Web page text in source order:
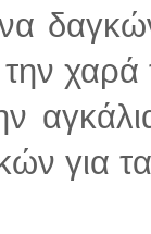
να
χαρά
για